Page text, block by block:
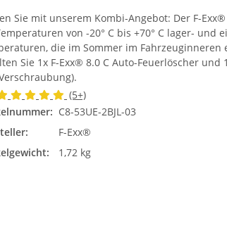
Sie mit unserem Kombi-Angebot: Der F-
von -20° C bis +70° C lager- und
die im Sommer im
Sie 1x F-Exx® 8.0 C Auto-Feuerlöscher
(5+)
C8-53UE-2BJL-03
F-Exx®
1,72 kg